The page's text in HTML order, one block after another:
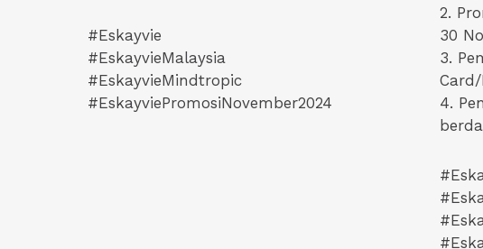
#Eskayvie
#EskayvieMalaysia
#EskayvieMindtropic
#EskayviePromosiNovember2024
2.
30
3.
Card/
4.